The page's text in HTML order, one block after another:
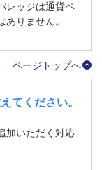
レッジは通貨ペ
りません。
ページトップへ
てください。
加いただく対応